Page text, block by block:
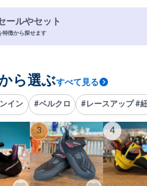
ールやセット
特徴から探せます
ら選ぶすべて見る
イン #ベルクロ #レースアップ #
3 4